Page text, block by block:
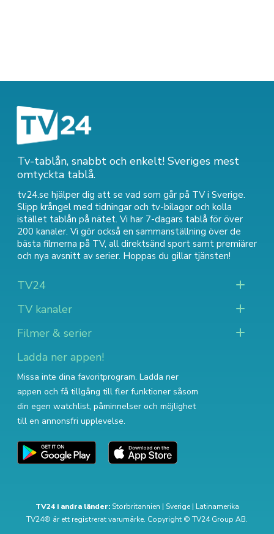
Tv-tablån, snabbt och enkelt! Sveriges mest
omtyckta tablå.
tv24.se hjälper dig att se vad som går på TV i Sverige.
Slipp krångel med tidningar och tv-bilagor och kolla
istället tablån på nätet. Vi har 7-dagars tablå för över
200 kanaler. Vi gör också en sammanställning över de
bästa filmerna på TV, all direktsänd sport samt premiärer
och nya avsnitt av serier. Hoppas du gillar tjänsten!
TV24
TV kanaler
Filmer & serier
Ladda ner appen!
Missa inte dina favoritprogram. Ladda ner
appen och få tillgång till fler funktioner såsom
din egen watchlist, påminnelser och möjlighet
till en annonsfri upplevelse.
TV24 i andra länder: Storbritannien | Sverige| Latinamerika
TV24® är ett registrerat varumärke. Copyright © TV24 Group AB.